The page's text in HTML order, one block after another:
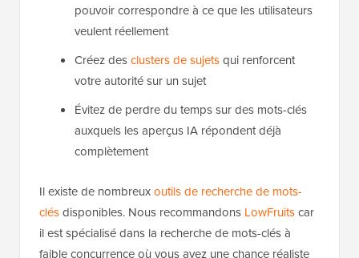
pouvoir correspondre à ce que les utilisateurs
veulent réellement
Créez desclusters de sujetsqui renforcent
votre autorité sur un sujet
Évitez de perdre du temps sur des mots-clés
auxquels les aperçus IA répondent déjà
complètement
Il existe de nombreuxoutils de recherche de mots-
clésdisponibles. Nous recommandons LowFruitscar
il est spécialisé dans la recherche de mots-clés à
faible concurrence où vous avez une chance réaliste